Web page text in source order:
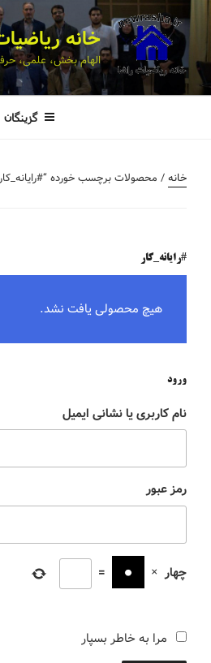
خانه
الهام بخش، علمی،
گزینگان
خانه/ محصولات برچسب خورده
#رایانه_کار
هیچ محصولی یافت نشد.
ورود
نام کاربری یا نشانی ایمیل
رمز عبور
چهار ×
=
مرا به خاطر بسپار